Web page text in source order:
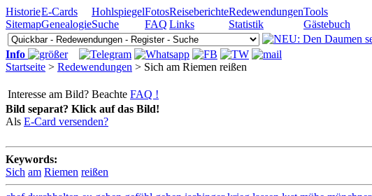
HistorieE-Cards HohlspiegelFotosReiseberichteRedewendungenTools
SitemapGenealogieSuche FAQ Links Statistik Gästebuch
Info
Startseite > Redewendungen > Sich am Riemen reißen
Interesse am Bild? Beachte FAQ !
Bild separat? Klick auf das Bild!
Als E-Card versenden?
Keywords:
Sich am Riemen reißen